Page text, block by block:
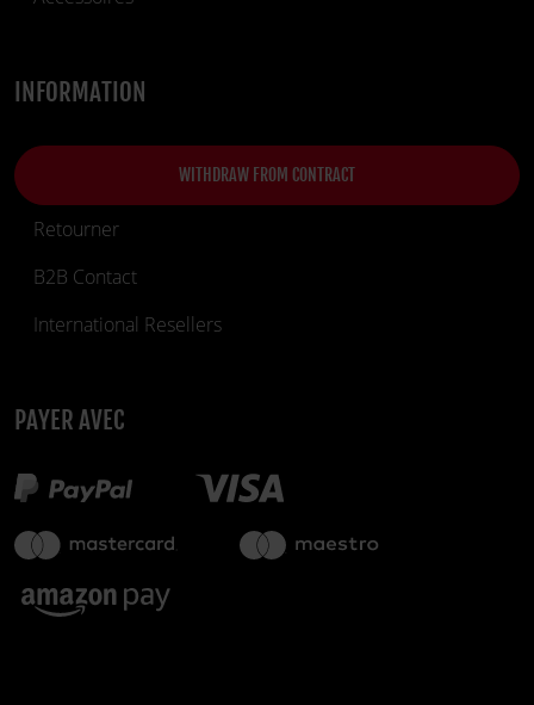
INFORMATION
WITHDRAW FROM CONTRACT
Retourner
B2B Contact
International Resellers
PAYER AVEC